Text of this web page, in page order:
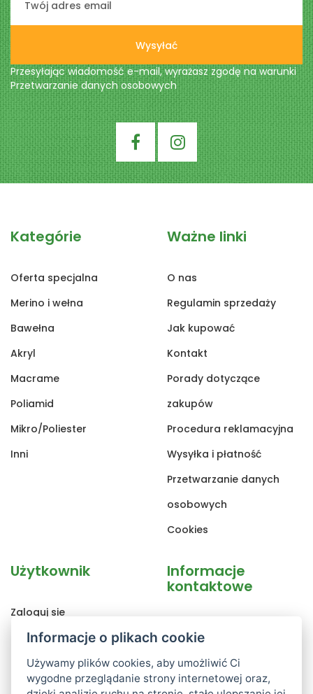
Wysyłać
Przesyłając wiadomość e-mail, wyrażasz zgodę na warunki
Przetwarzanie danych osobowych
Kategórie
Oferta specjalna
Merino i wełna
Bawełna
Akryl
Macrame
Poliamid
Mikro/Poliester
Inni
Ważne linki
O nas
Regulamin sprzedaży
Jak kupować
Kontakt
Porady dotyczące
zakupów
Procedura reklamacyjna
Wysyłka i płatność
Przetwarzanie danych
osobowych
Cookies
Użytkownik
Zaloguj sie
Rejestracja
Zapomniane hasło
Zmiana danych
Informacje
kontaktowe
Ostrava, 702 00
Informacje o plikach cookie
Używamy plików cookies, aby umożliwić Ci
wygodne przeglądanie strony internetowej oraz,